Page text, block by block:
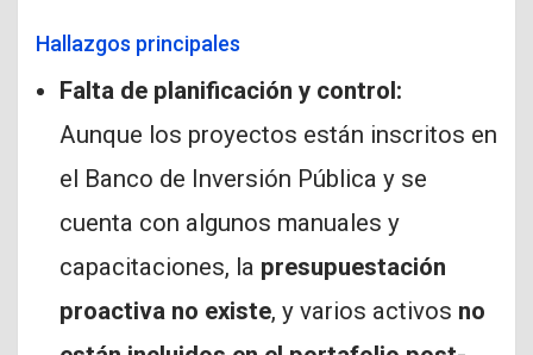
Hallazgos principales
Falta de planificación y control:
Aunque los proyectos están inscritos en
el Banco de Inversión Pública y se
cuenta con algunos manuales y
capacitaciones, la presupuestación
proactiva no existe, y varios activos no